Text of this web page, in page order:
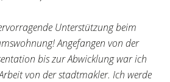
Unterstützung beim
Angefangen von der
bis zur Abwicklung war ich
von der stadtmakler. Ich werde